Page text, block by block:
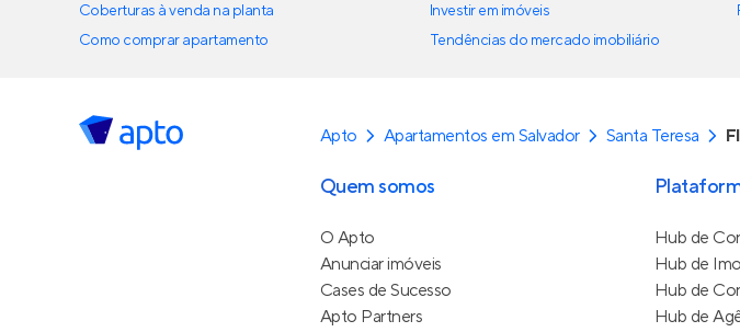
Coberturas à venda na planta
Como comprar apartamento
Investir em imóveis
Tendências do mercado imobiliário
Apto Apartamentos em Salvador Santa Teresa
Quem somos
O Apto
Anunciar imóveis
Cases de Sucesso
Apto Partners
Hub de
Hub de
Hub de
Hub de